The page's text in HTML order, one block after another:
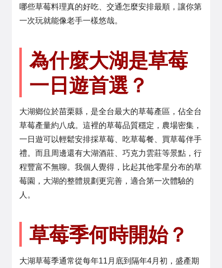
哪些草莓料理真的好吃、交通怎麼安排最順，讓你第
一次玩就能像老手一樣悠哉。
為什麼大湖是草莓
一日遊首選？
大湖鄉位於苗栗縣，是全台最大的草莓產區，佔全台
草莓產量約八成。這裡的草莓品質穩定，農場密集，
一日遊可以輕鬆安排採草莓、吃草莓餐、買草莓伴手
禮。而且周邊還有大湖酒莊、巧克力雲莊等景點，行
程豐富不無聊。我個人覺得，比起其他零星分布的草
莓園，大湖的整體規劃更完善，適合第一次體驗的
人。
草莓季何時開始？
大湖草莓季通常從每年11月底到隔年4月初，盛產期